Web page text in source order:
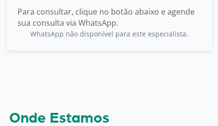
Para consultar, clique no botão abaixo e agende
sua consulta via WhatsApp.
WhatsApp não disponível para este especialista.
Onde Estamos